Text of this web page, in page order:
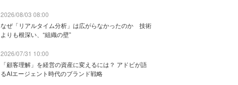
2026/08/03 08:00
なぜ「リアルタイム分析」は広がらなかったのか 技術
よりも根深い、“組織の壁”
2026/07/31 10:00
「顧客理解」を経営の資産に変えるには？ アドビが語
るAIエージェント時代のブランド戦略